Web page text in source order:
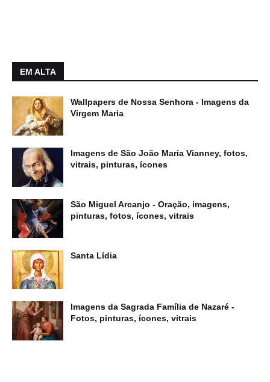
EM ALTA
Wallpapers de Nossa Senhora - Imagens da
Virgem Maria
Imagens de São João Maria Vianney, fotos,
vitrais, pinturas, ícones
São Miguel Arcanjo - Oração, imagens,
pinturas, fotos, ícones, vitrais
Santa Lídia
Imagens da Sagrada Família de Nazaré -
Fotos, pinturas, ícones, vitrais